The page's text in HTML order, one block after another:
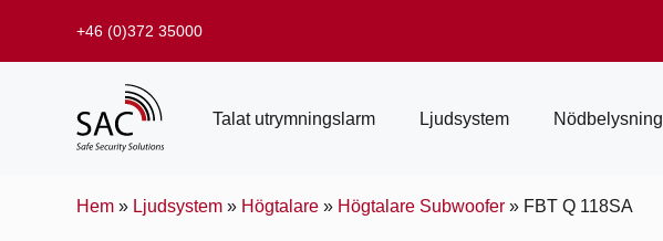
+46 (0)372 35000
Talat utrymningslarm Ljudsystem Nödbelysning
Hem » Ljudsystem » Högtalare » Högtalare Subwoofer » FBT Q 118SA